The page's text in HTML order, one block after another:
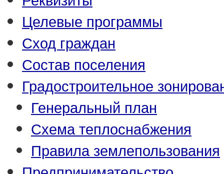
Целевые программы
Сход граждан
Состав поселения
Градостроительное
Генеральный план
Схема теплоснабжения
Правила землепользования